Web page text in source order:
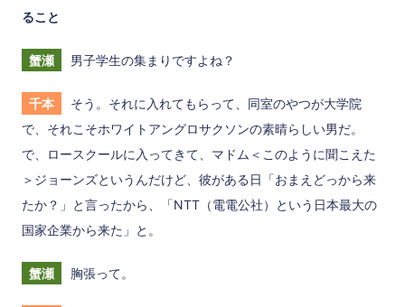
ること
蟹瀬 男子学生の集まりですよね？
千本
そう。それに入れてもらって、同室のやつが大学院
で、それこそホワイトアングロサクソンの素晴らしい男だ。
で、ロースクールに入ってきて、マドム＜このように聞こえた
＞ジョーンズというんだけど、彼がある日「おまえどっから来
たか？」と言ったから、「NTT（電電公社）という日本最大の
国家企業から来た」と。
蟹瀬 胸張って。